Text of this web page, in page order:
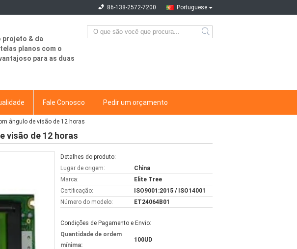
Portuguese
86-138-2572-7200
projeto & da
planos com o
para as duas
Fale Conosco Pedir um orçamento
ângulo de visão de 12 horas
visão de 12 horas
Detalhes do produto:
Lugar de origem:
China
Marca:
Elite Tree
Certificação:
ISO9001:2015 / ISO14001
Número do modelo:
ET24064B01
Condições de Pagamento e Envio:
Quantidade de ordem
mínima:
100UD